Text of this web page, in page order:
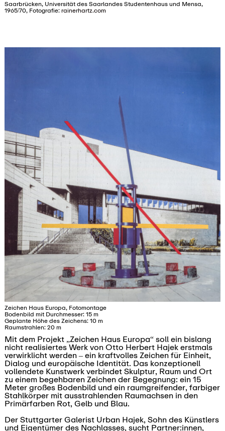
Saarbrücken, Universität des Saarlandes Studentenhaus und Mensa,
1965/70, Fotografie: rainerhartz.com
Zeichen Haus Europa, Fotomontage
Bodenbild mit Durchmesser: 15 m
Geplante Höhe des Zeichens: 10 m
Raumstrahlen: 20 m
Mit dem Projekt „Zeichen Haus Europa“ soll ein bislang
nicht realisiertes Werk von Otto Herbert Hajek erstmals
verwirklicht werden – ein kraftvolles Zeichen für Einheit,
Dialog und europäische Identität. Das konzeptionell
vollendete Kunstwerk verbindet Skulptur, Raum und Ort
zu einem begehbaren Zeichen der Begegnung: ein 15
Meter großes Bodenbild und ein raumgreifender, farbiger
Stahlkörper mit ausstrahlenden Raumachsen in den
Primärfarben Rot, Gelb und Blau.
Der Stuttgarter Galerist Urban Hajek, Sohn des Künstlers
und Eigentümer des Nachlasses, sucht Partner:innen,